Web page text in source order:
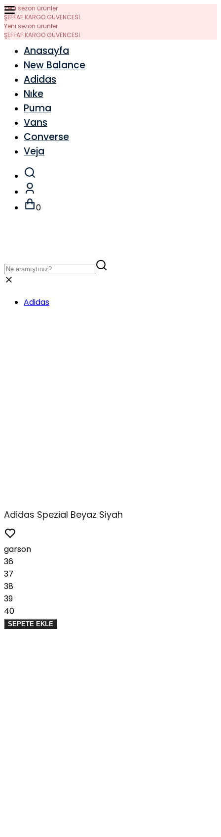
Yeni sezon ürünler
ŞEFFAF KARGO GÜVENCESİ
Yeni sezon ürünler
ŞEFFAF KARGO GÜVENCESİ
Anasayfa
New Balance
Adidas
Nıke
Puma
Vans
Converse
Veja
0
Adidas
Adidas Spezial Beyaz Siyah
garson
36
37
38
39
40
SEPETE EKLE